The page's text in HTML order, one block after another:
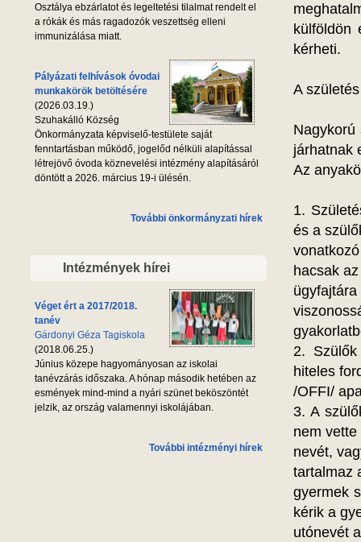
Osztálya ebzárlatot és legeltetési tilalmat rendelt el
a rókák és más ragadozók veszettség elleni
immunizálása miatt.
Pályázati felhívások óvodai
munkakörök betöltésére
(2026.03.19.)
Szuhakálló Község
Önkormányzata képviselő-testülete saját
fenntartásban működő, jogelőd nélküli alapítással
létrejövő óvoda köznevelési intézmény alapításáról
döntött a 2026. március 19-i ülésén.
További önkormányzati hírek
Intézmények hírei
Véget ért a 2017/2018.
tanév
Gárdonyi Géza Tagiskola
(2018.06.25.)
Június közepe hagyományosan az iskolai
tanévzárás időszaka. A hónap második hetében az
esmények mind-mind a nyári szünet beköszöntét
jelzik, az ország valamennyi iskolájában.
További intézményi hírek
külföldön
kérheti.
A
Nagykorú
járhatnak
Az
1.
és a
hacsak az
2.
hiteles
/OFFI/
3. A
nem
nevét,
tartalmaz
gyermek
kérik a
utónevét